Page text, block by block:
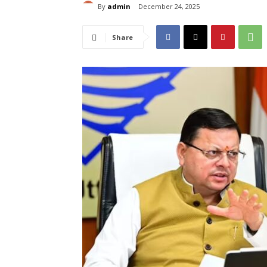
By admin December 24, 2025
Share